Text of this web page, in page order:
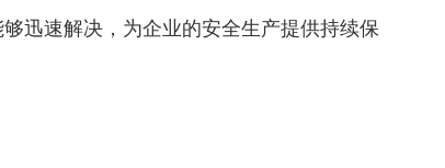
迅速解决，为企业的安全生产提供持续保